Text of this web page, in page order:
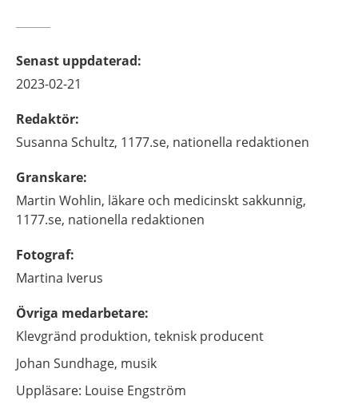
Senast uppdaterad:
2023-02-21
Redaktör:
Susanna Schultz, 1177.se, nationella redaktionen
Granskare:
Martin Wohlin, läkare och medicinskt sakkunnig,
1177.se, nationella redaktionen
Fotograf:
Martina Iverus
Övriga medarbetare:
Klevgränd produktion, teknisk producent
Johan Sundhage, musik
Uppläsare: Louise Engström